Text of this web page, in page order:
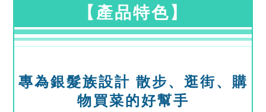
【產品特色】
專為銀髮族設計 散步、逛街、購
物買菜的好幫手